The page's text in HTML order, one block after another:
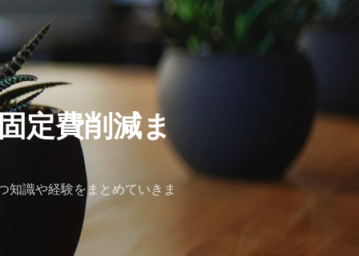
定費削減ま
知識や経験をまとめていきま